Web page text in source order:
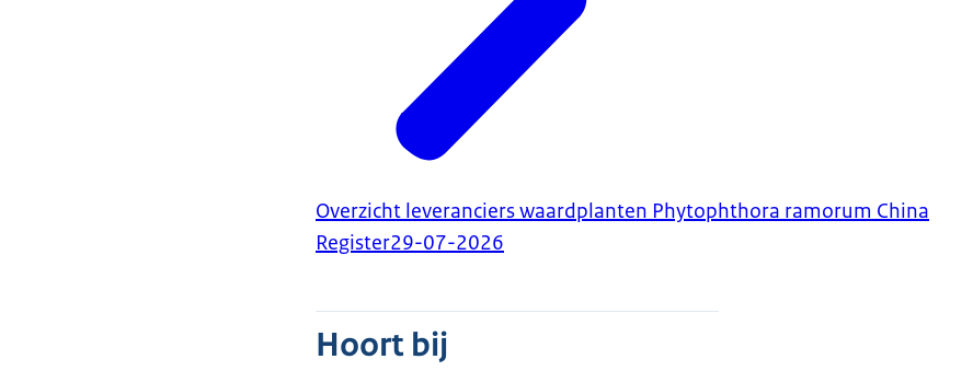
Overzicht leveranciers waardplanten Phytophthora ramorum China
Register29-07-2026
Hoort bij